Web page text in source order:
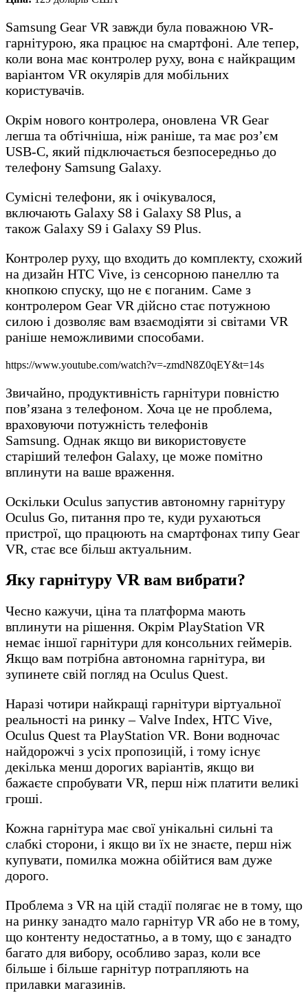
Samsung Gear VR завжди була поважною VR-
гарнітурою, яка працює на смартфоні. Але тепер,
коли вона має контролер руху, вона є найкращим
варіантом VR окулярів для мобільних
користувачів.
Окрім нового контролера, оновлена VR Gear
легша та обтічніша, ніж раніше, та має роз’єм
USB-C, який підключається безпосередньо до
телефону Samsung Galaxy.
Сумісні телефони, як і очікувалося,
включають Galaxy S8 і Galaxy S8 Plus, а
також Galaxy S9 і Galaxy S9 Plus.
Контролер руху, що входить до комплекту, схожий
на дизайн HTC Vive, із сенсорною панеллю та
кнопкою спуску, що не є поганим. Саме з
контролером Gear VR дійсно стає потужною
силою і дозволяє вам взаємодіяти зі світами VR
раніше неможливими способами.
https://www.youtube.com/watch?v=-zmdN8Z0qEY&t=14s
Звичайно, продуктивність гарнітури повністю
пов’язана з телефоном. Хоча це не проблема,
враховуючи потужність телефонів
Samsung. Однак якщо ви використовуєте
старіший телефон Galaxy, це може помітно
вплинути на ваше враження.
Оскільки Oculus запустив автономну гарнітуру
Oculus Go, питання про те, куди рухаються
пристрої, що працюють на смартфонах типу Gear
VR, стає все більш актуальним.
Яку гарнітуру VR вам вибрати?
Чесно кажучи, ціна та платформа мають
вплинути на рішення. Окрім PlayStation VR
немає іншої гарнітури для консольних геймерів.
Якщо вам потрібна автономна гарнітура, ви
зупинете свій погляд на Oculus Quest.
Наразі чотири найкращі гарнітури віртуальної
реальності на ринку – Valve Index, HTC Vive,
Oculus Quest та PlayStation VR. Вони водночас
найдорожчі з усіх пропозицій, і тому існує
декілька менш дорогих варіантів, якщо ви
бажаєте спробувати VR, перш ніж платити великі
гроші.
Кожна гарнітура має свої унікальні сильні та
слабкі сторони, і якщо ви їх не знаєте, перш ніж
купувати, помилка можна обійтися вам дуже
дорого.
Проблема з VR на цій стадії полягає не в тому, що
на ринку занадто мало гарнітур VR або не в тому,
що контенту недостатньо, а в тому, що є занадто
багато для вибору, особливо зараз, коли все
більше і більше гарнітур потрапляють на
прилавки магазинів.